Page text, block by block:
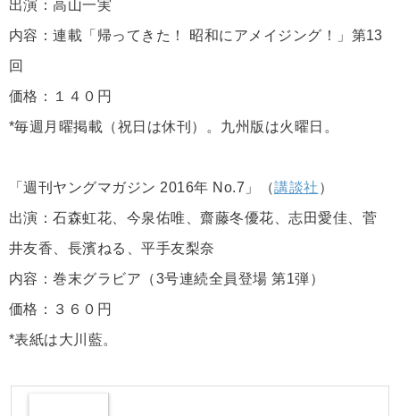
出演：高山一実
内容：連載「帰ってきた！ 昭和にアメイジング！」第13
回
価格：１４０円
*毎週月曜掲載（祝日は休刊）。九州版は火曜日。
「週刊ヤングマガジン 2016年 No.7」（講談社 ）
出演：石森虹花、今泉佑唯、齋藤冬優花、志田愛佳、菅
井友香、長濱ねる、平手友梨奈
内容：巻末グラビア（3号連続全員登場 第1弾）
価格：３６０円
*表紙は大川藍。